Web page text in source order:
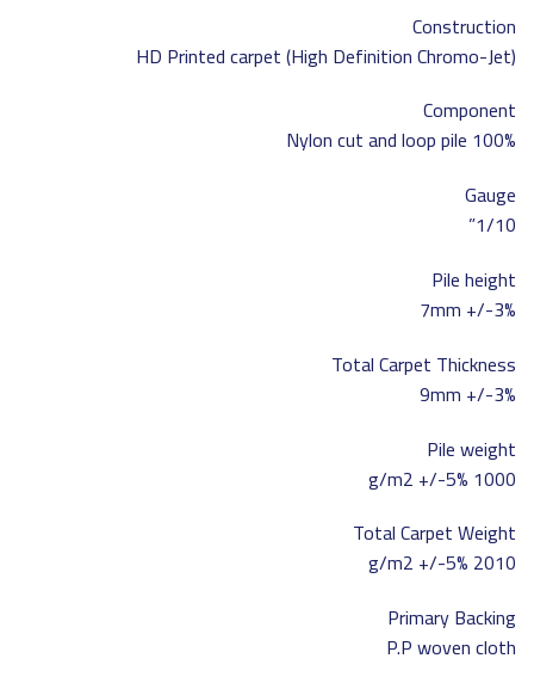
Construction
HD Printed carpet (High Definition Chromo-Jet)
Component
100% Nylon cut and loop pile
Gauge
1/10”
Pile height
7mm +/-3%
Total Carpet Thickness
9mm +/-3%
Pile weight
1000 g/m2 +/-5%
Total Carpet Weight
2010 g/m2 +/-5%
Primary Backing
P.P woven cloth